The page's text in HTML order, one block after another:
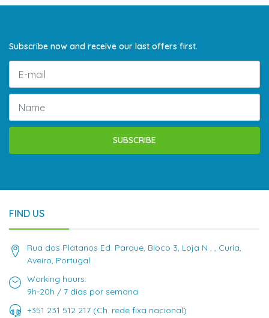
Subscribe now and receive our last offers first.
SUBSCRIBE
FIND US
Rua dos Plátanos Ed. Parque, Bloco 3, Loja N , , Curia,
Aveiro, Portugal
Working hours:
9h-20h / 7 dias por semana
+351 231 512 217 (Ch. rede fixa nacional)